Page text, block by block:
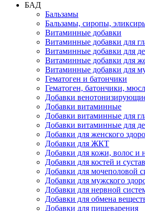
БАД
Бальзамы
Бальзамы, сиропы,
Витаминные добавки
Витаминные добавки для
Витаминные добавки для
Витаминные добавки для
Витаминные добавки для
Гематоген и батончики
Гематоген, батончики,
Добавки
Добавки витаминные
Добавки витаминные для
Добавки витаминные для
Добавки для женского
Добавки для ЖКТ
Добавки для кожи, волос и
Добавки для костей и
Добавки для мочеполовой
Добавки для мужского
Добавки для нервной
Добавки для обмена
Добавки для пищеварения